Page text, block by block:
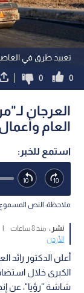
تعبيد طرق في
0
0
العام
استمع للخبر:
ملاحظة: النص المسموع
نشر : منذ 8 ساعات
|
الأردن
أعلن الدكتور رائد
الكبرى خلال